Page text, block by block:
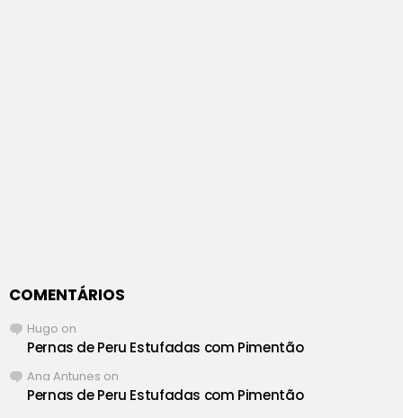
COMENTÁRIOS
Hugo on
Pernas de Peru Estufadas com Pimentão
Ana Antunes on
Pernas de Peru Estufadas com Pimentão